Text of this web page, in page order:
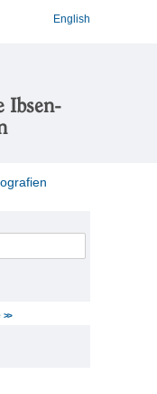
English
Ibsen-
>>